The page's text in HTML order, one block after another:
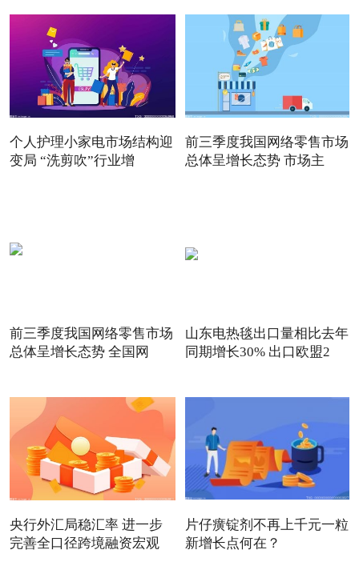
个人护理小家电市场结构迎
变局 “洗剪吹”行业增
前三季度我国网络零售市场
总体呈增长态势 市场主
前三季度我国网络零售市场
总体呈增长态势 全国网
山东电热毯出口量相比去年
同期增长30% 出口欧盟2
央行外汇局稳汇率 进一步
完善全口径跨境融资宏观
片仔癀锭剂不再上千元一粒
新增长点何在？